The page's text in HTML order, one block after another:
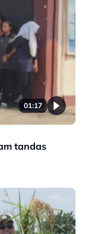
01:17
tandas